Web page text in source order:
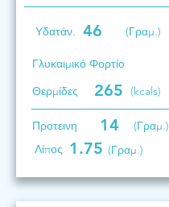
Υδατάν. 46 (Γραμ.)
Γλυκαιμικό Φορτίο
Θερμίδες
265 (kcals)
Προτεινη 14
(Γραμ.)
Λίπος 1.75 (Γραμ.)